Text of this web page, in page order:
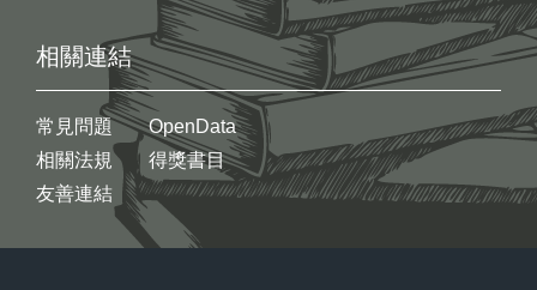
相關連結
常見問題
相關法規
友善連結
OpenData
得獎書目